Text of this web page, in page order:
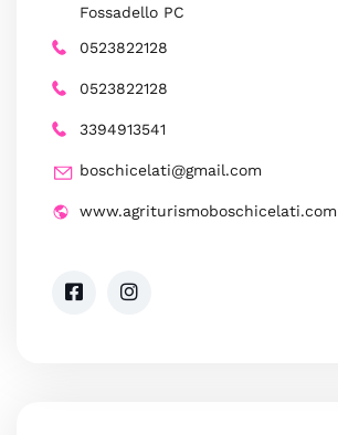
Fossadello PC
0523822128
0523822128
3394913541
boschicelati@gmail.com
www.agriturismoboschicelati.com